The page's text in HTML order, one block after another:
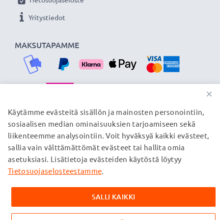
★ 3 vuoden takuu ★
Olemme vuonna 2004 perustettu kansainvälinen
siksi tarjoamme 36 kuukauden takuun!
MAKSUTAPAMME
Yritystiedot
TOIMITUSKUMPPANIMME
© subtel.fi 2026
Kaikki hinnat sisältävät arvonlisäveron, mutta ei
toimituskuluja. Kaikki sivuillamme mainitut tavaramerkit ovat
verkkosivuillamme ainoastaan tuotteitamme koskevan
×
Käytämme evästeitä sisällön ja mainosten personointiin,
sosiaalisen median ominaisuuksien tarjoamiseen sekä
liikenteemme analysointiin. Voit hyväksyä kaikki evästeet,
sallia vain välttämättömät evästeet tai hallita omia
asetuksiasi. Lisätietoja evästeiden käytöstä löytyy
Tietosuojaselosteestamme.
SALLI KAIKKI